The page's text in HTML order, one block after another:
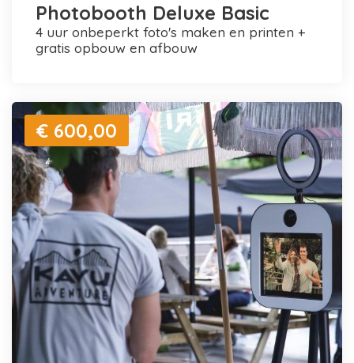
Photobooth Deluxe Basic
4 uur onbeperkt foto's maken en printen +
gratis opbouw en afbouw
€ 600,00